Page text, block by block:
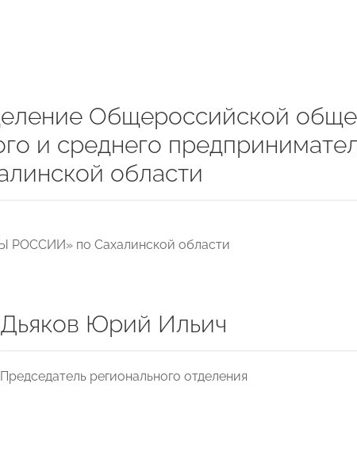
Общероссийской
и среднего
области
РОССИИ» по Сахалинской области
Дьяков Юрий Ильич
Председатель регионального отделения